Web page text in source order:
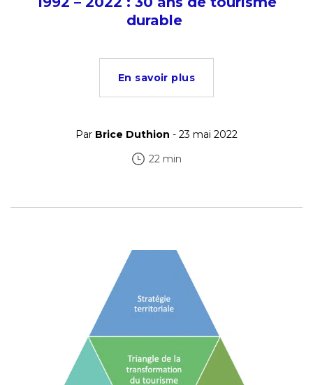
durable
En savoir plus
Par Brice Duthion - 23 mai 2022
22 min